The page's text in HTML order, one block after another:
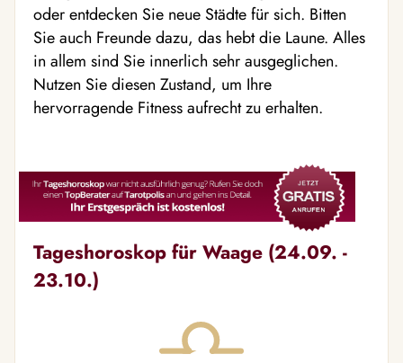
oder entdecken Sie neue Städte für sich. Bitten
Sie auch Freunde dazu, das hebt die Laune. Alles
in allem sind Sie innerlich sehr ausgeglichen.
Nutzen Sie diesen Zustand, um Ihre
hervorragende Fitness aufrecht zu erhalten.
Tageshoroskop für Waage (24.09. -
23.10.)